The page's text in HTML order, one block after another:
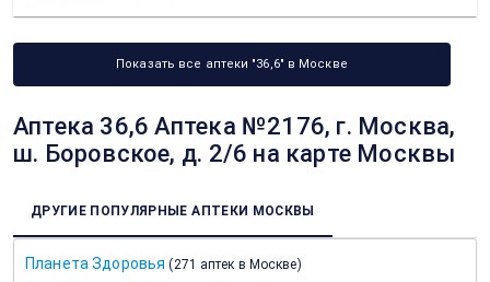
Показать все аптеки "36,6" в Москве
Аптека 36,6 Аптека №2176, г. Москва,
ш. Боровское, д. 2/6 на карте Москвы
ДРУГИЕ ПОПУЛЯРНЫЕ АПТЕКИ МОСКВЫ
Планета Здоровья (271 аптек в Москве)